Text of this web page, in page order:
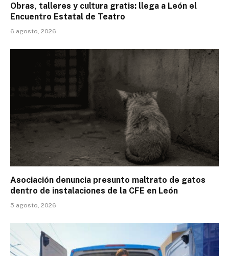
Obras, talleres y cultura gratis: llega a León el
Encuentro Estatal de Teatro
6 agosto, 2026
Asociación denuncia presunto maltrato de gatos
dentro de instalaciones de la CFE en León
5 agosto, 2026